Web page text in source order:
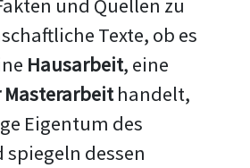
und Quellen zu
Texte, ob es
Hausarbeit, eine
Masterarbeithandelt,
Eigentum des
spiegeln dessen